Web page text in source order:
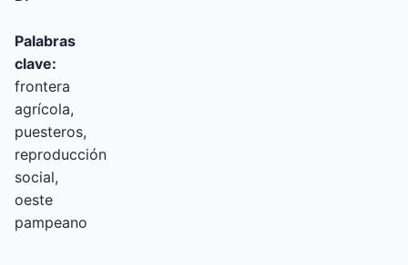
Palabras
clave:
frontera
agrícola,
puesteros,
reproducción
social,
oeste
pampeano